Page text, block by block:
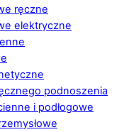
ręczne
elektryczne
podnoszenia
i podłogowe